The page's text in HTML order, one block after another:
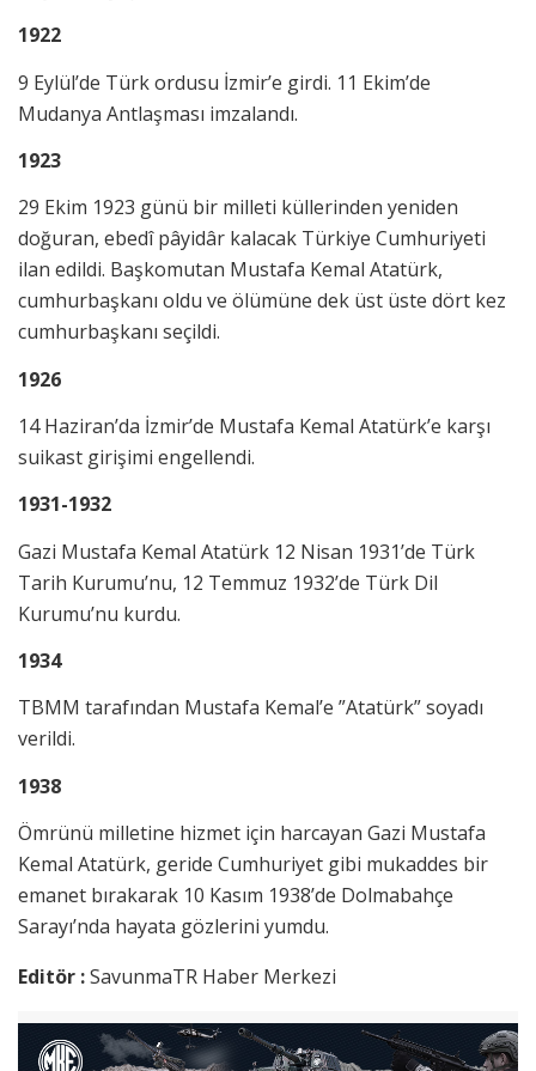
1922
9 Eylül’de Türk ordusu İzmir’e girdi. 11 Ekim’de
Mudanya Antlaşması imzalandı.
1923
29 Ekim 1923 günü bir milleti küllerinden yeniden
doğuran, ebedî pâyidâr kalacak Türkiye Cumhuriyeti
ilan edildi. Başkomutan Mustafa Kemal Atatürk,
cumhurbaşkanı oldu ve ölümüne dek üst üste dört kez
cumhurbaşkanı seçildi.
1926
14 Haziran’da İzmir’de Mustafa Kemal Atatürk’e karşı
suikast girişimi engellendi.
1931-1932
Gazi Mustafa Kemal Atatürk 12 Nisan 1931’de Türk
Tarih Kurumu’nu, 12 Temmuz 1932’de Türk Dil
Kurumu’nu kurdu.
1934
TBMM tarafından Mustafa Kemal’e ”Atatürk” soyadı
verildi.
1938
Ömrünü milletine hizmet için harcayan Gazi Mustafa
Kemal Atatürk, geride Cumhuriyet gibi mukaddes bir
emanet bırakarak 10 Kasım 1938’de Dolmabahçe
Sarayı’nda hayata gözlerini yumdu.
Editör :SavunmaTR Haber Merkezi